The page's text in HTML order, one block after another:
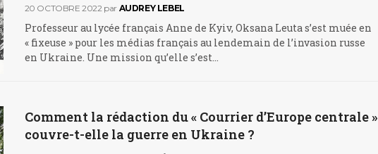
20 OCTOBRE 2022 par AUDREY LEBEL
Professeur au lycée français Anne de Kyiv, Oksana Leuta s’est muée en
« fixeuse » pour les médias français au lendemain de l’invasion russe
en Ukraine. Une mission qu’elle s’est…
Comment la rédaction du « Courrier d’Europe centrale »
couvre-t-elle la guerre en Ukraine ?